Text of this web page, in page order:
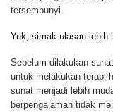
tersembunyi.
Yuk, simak ulasan lebih
Sebelum dilakukan
untuk melakukan terapi
sunat menjadi lebih
berpengalaman tidak